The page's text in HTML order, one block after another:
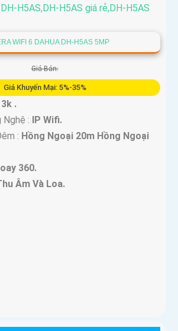
WIFI 6 DAHUA DH-H5AS 5MP
Giá Bán:
Giá Khuyến Mại: 5%-35%
3k .
Nghệ : IP Wifi.
: Hồng Ngoại 20m Hồng Ngoại
360.
Âm Và Loa.